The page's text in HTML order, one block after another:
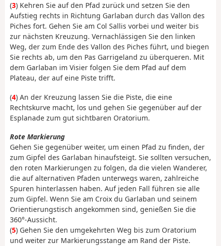
(3) Kehren Sie auf den Pfad zurück und setzen Sie den
Aufstieg rechts in Richtung Garlaban durch das Vallon des
Piches fort. Gehen Sie am Col Sallis vorbei und weiter bis
zur nächsten Kreuzung. Vernachlässigen Sie den linken
Weg, der zum Ende des Vallon des Piches führt, und biegen
Sie rechts ab, um den Pas Garrigeland zu überqueren. Mit
dem Garlaban im Visier folgen Sie dem Pfad auf dem
Plateau, der auf eine Piste trifft.
(4) An der Kreuzung lassen Sie die Piste, die eine
Rechtskurve macht, los und gehen Sie gegenüber auf der
Esplanade zum gut sichtbaren Oratorium.
Rote Markierung
Gehen Sie gegenüber weiter, um einen Pfad zu finden, der
zum Gipfel des Garlaban hinaufsteigt. Sie sollten versuchen,
den roten Markierungen zu folgen, da die vielen Wanderer,
die auf alternativen Pfaden unterwegs waren, zahlreiche
Spuren hinterlassen haben. Auf jeden Fall führen sie alle
zum Gipfel. Wenn Sie am Croix du Garlaban und seinem
Orientierungstisch angekommen sind, genießen Sie die
360°-Aussicht.
(5) Gehen Sie den umgekehrten Weg bis zum Oratorium
und weiter zur Markierungsstange am Rand der Piste.